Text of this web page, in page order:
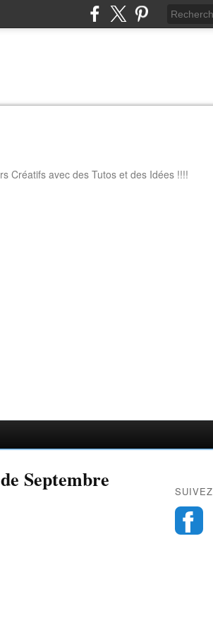
Créatifs avec des Tutos et des Idées !!!!
Septembre